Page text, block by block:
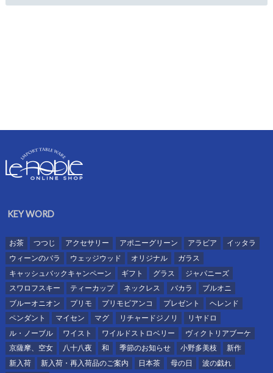
KEY WORD
お茶 つつじ アクセサリー アポニーグリーン アラビア
イッタラ
ウィーンのバラ
ウェッジウッド オリジナル
ガラス
キャッシュバックキャンペーン
ギフト グラス
ジャパニーズ
スワロフスキー
ティーカップ ネックレス バカラ
ブルオニ
ブルーオニオン
プリモ プリモビアンコ プレゼント
ヘレンド
ペンダント
マイセン マグ リチャードジノリ
リヤドロ
ル・ノーブル
ワイスト ワイルドストロベリー
ヴィクトリアブーケ
京薩摩、空女
八十八夜 和 季節のお知らせ 小野多美枝
新作
新入荷
新入荷・再入荷品のご案内 日本茶 母の日
波の戯れ